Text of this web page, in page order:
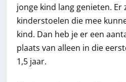
jonge kind lang genieten. Er
kinderstoelen die mee
kind. Dan heb je er een
plaats van alleen in die
1,5 jaar.